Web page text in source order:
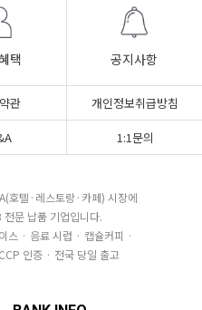
택 공지사항
관
개인정보취급방침
1:1문의
호텔·레스토랑·카페) 시장에
문 납품 기업입니다.
스 · 음료 시럽 · 캡슐커피 ·
인증 · 전국 당일 출고